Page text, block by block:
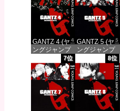
価格：¥100 価格：¥100
GANTZ 4 (ヤ
ングジャンプ
コミックス
DIGITAL)
価格：¥100
GANTZ 5 (ヤ
ングジャンプ
コミックス
DIGITAL)
価格：¥100
7位 8位